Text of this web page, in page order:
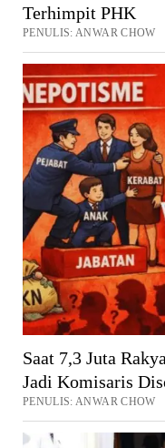
Terhimpit PHK
PENULIS: ANWAR CHOW
Saat 7,3 Juta
Jadi Komisaris
PENULIS: ANWAR CHOW